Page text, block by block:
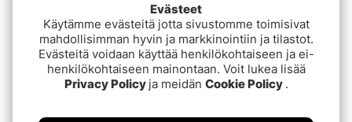
Patagonia M's Point
Reyes Canvas Jacket
Undyed Natural
€170
Orvis Ultralight Jacket
Hops
€458.54
Evästeet
Käytämme evästeitä jotta sivustomme toimisivat
mahdollisimman hyvin ja markkinointiin ja tilastot.
Evästeitä voidaan käyttää henkilökohtaiseen ja ei-
henkilökohtaiseen mainontaan. Voit lukea lisää
Privacy Policy ja meidän Cookie Policy .